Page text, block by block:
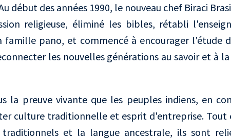
début des années 1990, le nouveau chef Biraci
religieuse, éliminé les bibles, rétabli
pano, et commencé à encourager l'étude
les nouvelles générations au savoir et à
la preuve vivante que les peuples indiens, en
culture traditionnelle et esprit d'entreprise.
et la langue ancestrale, ils sont